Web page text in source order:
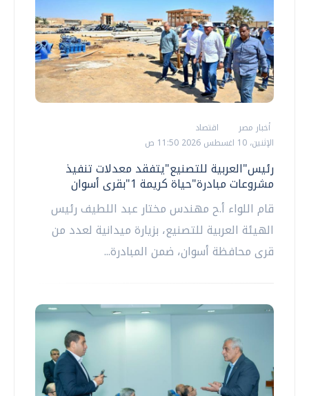
أخبار مصر
اقتصاد
الإثنين، 10 اغسطس 2026 11:50 ص
رئيس"العربية للتصنيع"يتفقد معدلات تنفيذ
مشروعات مبادرة"حياة كريمة 1"بقرى أسوان
قام اللواء أ.ح مهندس مختار عبد اللطيف رئيس
الهيئة العربية للتصنيع، بزيارة ميدانية لعدد من
قرى محافظة أسوان، ضمن المبادرة...